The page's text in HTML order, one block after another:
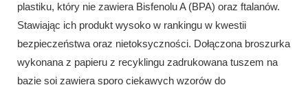
plastiku, który nie zawiera Bisfenolu A (BPA) oraz ftalanów.
Stawiając ich produkt wysoko w rankingu w kwestii
bezpieczeństwa oraz nietoksyczności. Dołączona broszurka
wykonana z papieru z recyklingu zadrukowana tuszem na
bazie soi zawiera sporo ciekawych wzorów do